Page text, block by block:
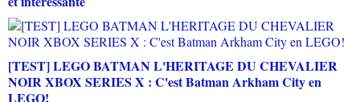
[TEST] LEGO BATMAN L'HERITAGE DU CHEVALIER
NOIR XBOX SERIES X : C'est Batman Arkham City en
LEGO!